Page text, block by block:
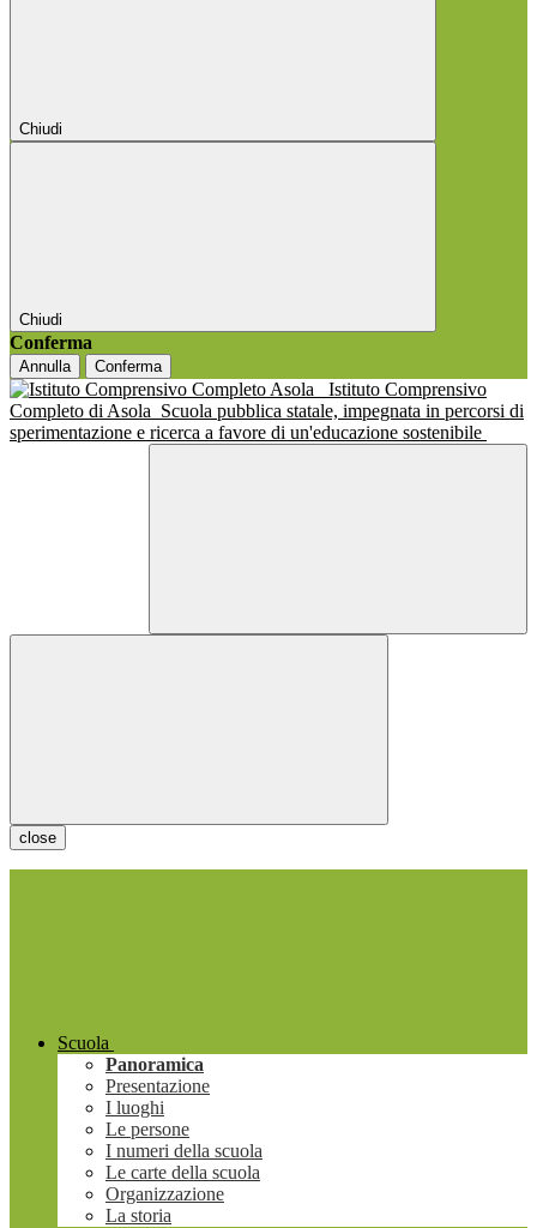
Chiudi
Chiudi
Conferma
Annulla Conferma
Istituto Comprensivo
Completo di Asola Scuola pubblica statale, impegnata in percorsi di
sperimentazione e ricerca a favore di un'educazione sostenibile
close
Scuola
Panoramica
Presentazione
I luoghi
Le persone
I numeri della scuola
Le carte della scuola
Organizzazione
La storia